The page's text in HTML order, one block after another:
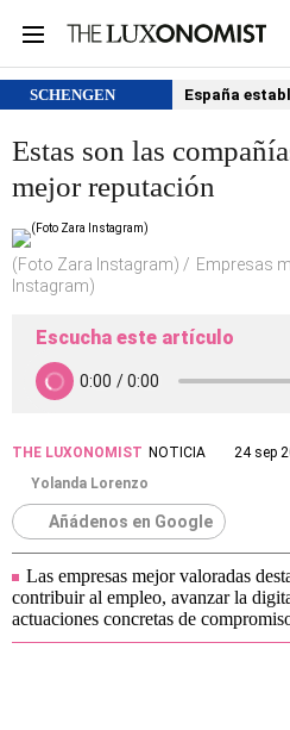
SCHENGEN España
Estas son las
mejor reputación
(Foto Zara Instagram)
Empresas
Instagram)
Escucha este artículo
THE LUXONOMIST NOTICIA
24 sep
Yolanda Lorenzo
Añádenos en Google
Las empresas mejor valoradas
contribuir al empleo, avanzar la
actuaciones concretas de